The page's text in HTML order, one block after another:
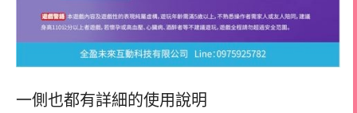
一側也都有詳細的使用說明